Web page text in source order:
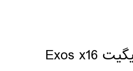
هارد ذخیره ساز سیگیت Exos x16